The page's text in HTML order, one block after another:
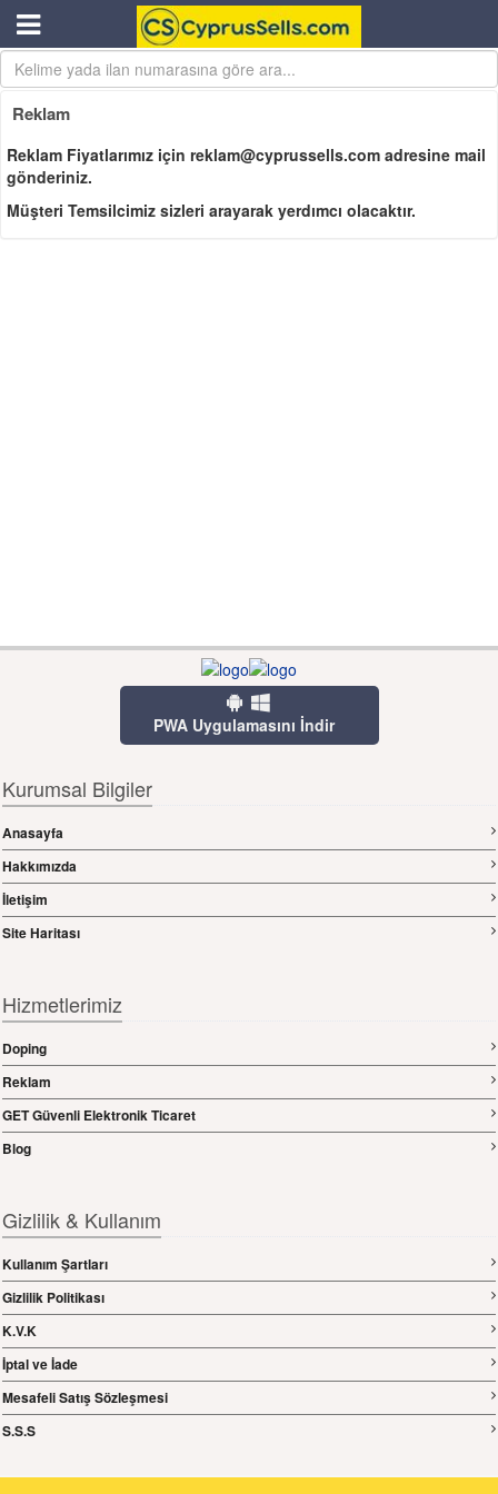
Reklam
Reklam Fiyatlarımız için reklam@cyprussells.com adresine mail
gönderiniz.
Müşteri Temsilcimiz sizleri arayarak yerdımcı olacaktır.
PWA Uygulamasını İndir
Kurumsal Bilgiler
Anasayfa
Hakkımızda
İletişim
Site Haritası
Hizmetlerimiz
Doping
Reklam
GET Güvenli Elektronik Ticaret
Blog
Gizlilik & Kullanım
Kullanım Şartları
Gizlilik Politikası
K.V.K
İptal ve İade
Mesafeli Satış Sözleşmesi
S.S.S